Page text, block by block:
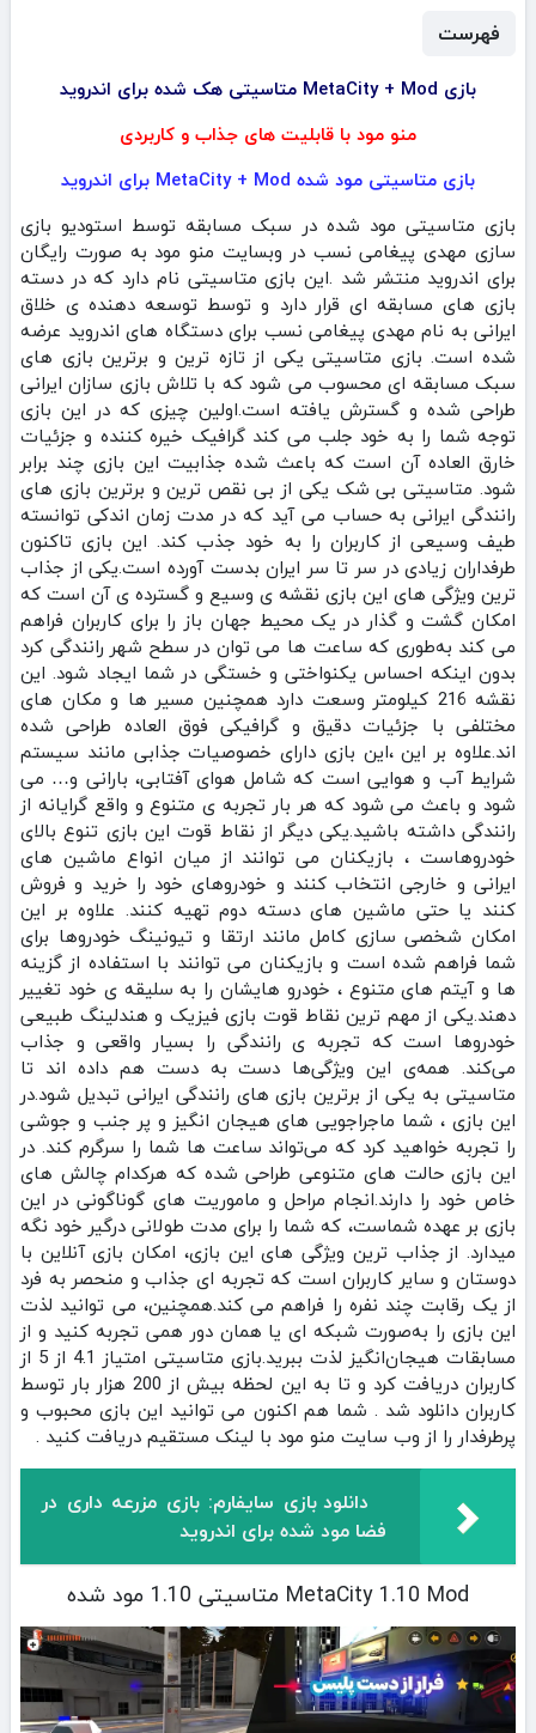
فهرست
بازی MetaCity + Mod متاسیتی هک شده برای اندروید
منو مود با قابلیت های جذاب و کاربردی
بازی متاسیتی مود شده MetaCity + Mod برای اندروید
بازی متاسیتی مود شده در سبک مسابقه توسط استودیو بازی
سازی مهدی پیغامی نسب در وبسایت منو مود به صورت رایگان
برای اندروید منتشر شد .این بازی متاسیتی نام دارد که در دسته
بازی های مسابقه‌ ای قرار دارد و توسط توسعه‌ دهنده ی خلاق
ایرانی به نام مهدی پیغامی نسب برای دستگاه های اندروید عرضه
شده است. بازی متاسیتی یکی از تازه‌ ترین و برترین بازی‌ های
سبک مسابقه ای محسوب می‌ شود که با تلاش بازی‌ سازان ایرانی
طراحی شده و گسترش یافته است.اولین چیزی که در این بازی
توجه شما را به خود جلب می کند گرافیک خیره‌ کننده و جزئیات
خارق العاده آن است که باعث شده جذابیت این بازی چند برابر
شود. متاسیتی بی شک یکی از بی نقص ترین و برترین بازی‌ های
رانندگی ایرانی به‌ حساب می آید که در مدت زمان اندکی توانسته
طیف وسیعی از کاربران را به خود جذب کند. این بازی تاکنون
طرفداران زیادی در سر تا سر ایران بدست آورده است‌.یکی از جذاب
ترین ویژگی‌ های این بازی نقشه‌ ی وسیع و گسترده‌ ی آن است که
امکان گشت‌ و گذار در یک محیط جهان‌ باز را برای کاربران فراهم
می‌ کند به‌طوری‌ که ساعت‌ ها می‌ توان در سطح شهر رانندگی کرد
بدون اینکه احساس یکنواختی و خستگی در شما ایجاد شود. این
نقشه 216 کیلومتر وسعت دارد همچنین مسیر ها و مکان‌ های
مختلفی با جزئیات دقیق و گرافیکی فوق العاده طراحی شده‌
اند.علاوه بر این ،این بازی دارای خصوصیات جذابی مانند سیستم
شرایط آب‌ و هوایی است که شامل هوای آفتابی، بارانی و… می‌
شود و باعث می‌ شود که هر بار تجربه‌ ی متنوع و واقع گرایانه از
رانندگی داشته باشید.یکی دیگر از نقاط قوت این بازی تنوع بالای
خودروهاست ، بازیکنان می‌ توانند از میان انواع ماشین‌ های
ایرانی و خارجی انتخاب کنند و خودروهای خود را خرید و فروش
کنند یا حتی ماشین‌ های دسته دوم تهیه کنند. علاوه بر این
امکان شخصی‌ سازی کامل مانند ارتقا و تیونینگ خودروها برای
شما فراهم شده است و بازیکنان می‌ توانند با استفاده از گزینه
ها و آیتم‌ های متنوع ، خودرو هایشان را به سلیقه‌ ی خود تغییر
دهند.یکی از مهم‌ ترین نقاط قوت بازی فیزیک و هندلینگ طبیعی
خودروها است که تجربه‌ ی رانندگی را بسیار واقعی و جذاب
می‌کند. همه‌ی این ویژگی‌ها دست به دست هم داده اند تا
متاسیتی به یکی از برترین بازی‌ های رانندگی ایرانی تبدیل شود.در
این بازی ، شما ماجراجویی‌ های هیجان‌ انگیز و پر جنب‌ و جوشی
را تجربه خواهید کرد که می‌تواند ساعت‌ ها شما را سرگرم کند. در
این بازی حالت‌ های متنوعی طراحی شده که هرکدام چالش‌ های
خاص خود را دارند.انجام مراحل و ماموریت‌ های گوناگونی در این
بازی بر عهده شماست، که شما را برای مدت طولانی درگیر خود نگه
میدارد. از جذاب‌ ترین ویژگی‌ های این بازی، امکان بازی آنلاین با
دوستان و سایر کاربران است که تجربه‌ ای جذاب و منحصر به‌ فرد
از یک رقابت چند نفره را فراهم می‌ کند.همچنین، می‌ توانید لذت
این بازی را به‌صورت شبکه‌ ای یا همان دور همی تجربه کنید و از
مسابقات هیجان‌انگیز لذت ببرید.بازی متاسیتی امتیاز 4.1 از 5 از
کاربران دریافت کرد و تا به این لحظه بیش از 200 هزار بار توسط
کاربران دانلود شد . شما هم اکنون می توانید این بازی محبوب و
پرطرفدار را از وب سایت منو مود با لینک مستقیم دریافت کنید .
دانلود بازی ‏‏‏‏‏‏‏‏‏‏سایفارم: بازی مزرعه داری در
فضا مود شده برای اندروید
MetaCity 1.10 Mod متاسیتی 1.10 مود شده